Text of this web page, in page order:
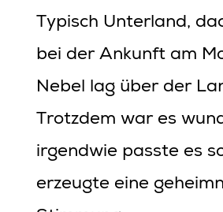
Typisch Unterland,
bei der Ankunft am
Nebel lag über der
Trotzdem war es
irgendwie passte es
erzeugte eine